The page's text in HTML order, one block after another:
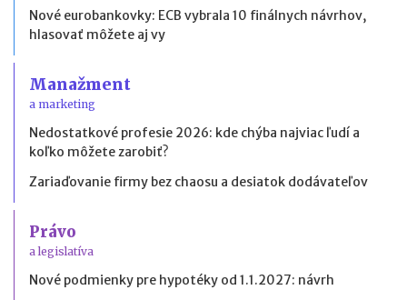
Nové eurobankovky: ECB vybrala 10 finálnych návrhov,
hlasovať môžete aj vy
Manažment
a marketing
Nedostatkové profesie 2026: kde chýba najviac ľudí a
koľko môžete zarobiť?
Zariaďovanie firmy bez chaosu a desiatok dodávateľov
Právo
a legislatíva
Nové podmienky pre hypotéky od 1.1.2027: návrh